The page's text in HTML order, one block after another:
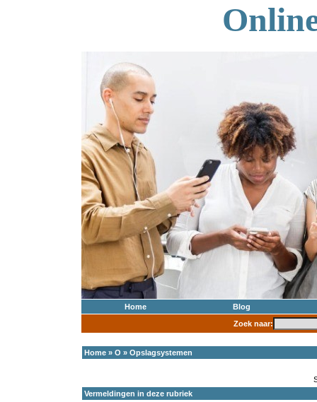
Home
Blog
Zoek naar:
Home » O » Opslagsystemen
Vermeldingen in deze rubriek